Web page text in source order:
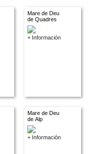
Mare de Deu
de Quadres
+ Información
Mare de Deu
de Alp
+ Información